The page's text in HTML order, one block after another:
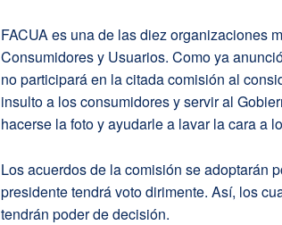
FACUA es una de las diez organizaciones
Consumidores y Usuarios. Como ya
no participará en la citada comisión al
insulto a los consumidores y servir al
hacerse la foto y ayudarle a lavar la cara a
Los acuerdos de la comisión se adoptarán
presidente tendrá voto dirimente. Así, los
tendrán poder de decisión.